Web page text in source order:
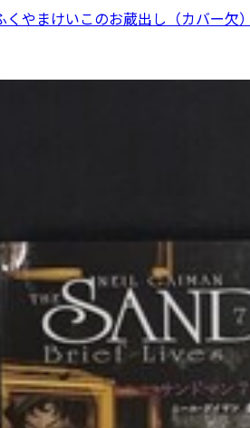
くやまけいこのお蔵出し（カバー欠